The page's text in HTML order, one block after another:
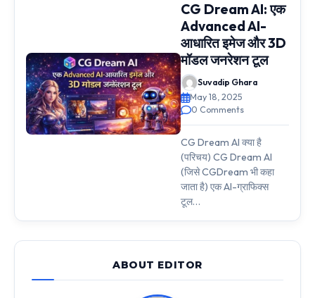
CG Dream AI: एक
Advanced AI-
आधारित इमेज और 3D
मॉडल जनरेशन टूल
Suvadip Ghara
May 18, 2025
0 Comments
CG Dream AI क्या है
(परिचय) CG Dream AI
(जिसे CGDream भी कहा
जाता है) एक AI-ग्राफिक्स
टूल…
ABOUT EDITOR